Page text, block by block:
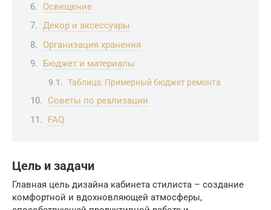
Освещение
Декор и аксессуары
Организация хранения
Бюджет и материалы
Таблица: Примерный бюджет ремонта
Советы по реализации
FAQ
Цель и задачи
Главная цель дизайна кабинета стилиста – создание
комфортной и вдохновляющей атмосферы,